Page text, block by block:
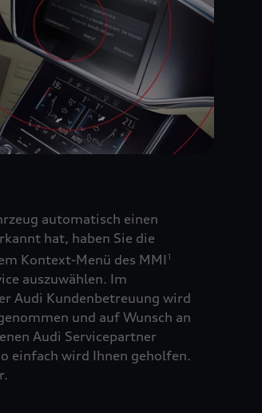
automatisch einen
hat, haben Sie die
Kontext-Menü des MMI 1
auszuwählen. Im
Audi Kundenbetreuung wird
und auf Wunsch an
Audi Servicepartner
einfach wird Ihnen geholfen.